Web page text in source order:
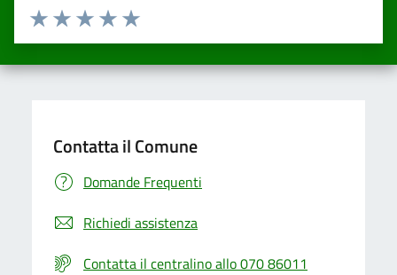
Valuta da 1 a 5 stelle la pagina
Valuta 5 stelle su 5
Valuta 4 stelle su 5
Valuta 3 stelle su 5
Valuta 2 stelle su 5
Valuta una stella su 5
Contatta il Comune
Domande Frequenti
Richiedi assistenza
Contatta il centralino allo 070 86011